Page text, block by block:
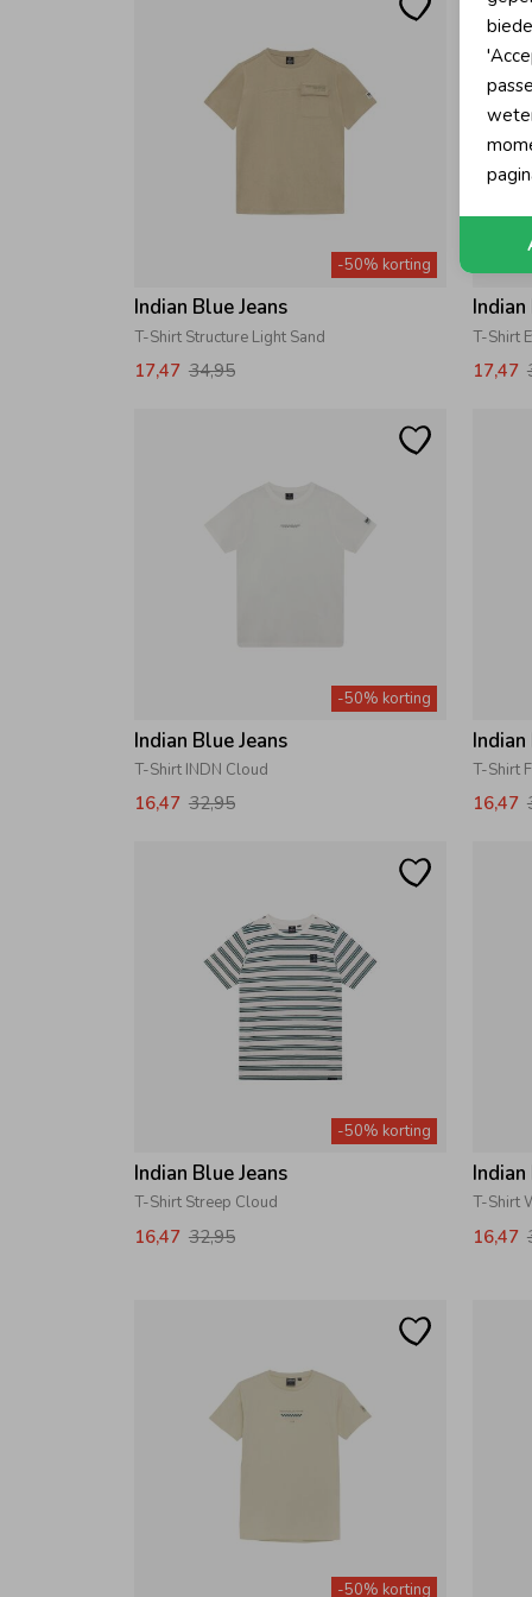
-50% korting
Indian Blue Jeans
T-Shirt Structure Light Sand
17,47 34,95
Indian
T-Shirt
17,47
-50% korting
Indian Blue Jeans
T-Shirt INDN Cloud
16,47 32,95
Indian
T-Shirt
16,47
-50% korting
Indian Blue Jeans
T-Shirt Streep Cloud
16,47 32,95
Indian
T-Shirt
16,47
-50% korting